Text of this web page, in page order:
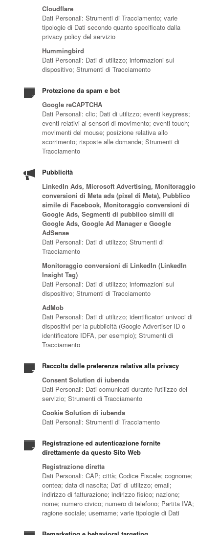
Cloudflare
Dati Personali: Strumenti di Tracciamento; varie
tipologie di Dati secondo quanto specificato dalla
privacy policy del servizio
Hummingbird
Dati Personali: Dati di utilizzo; informazioni sul
dispositivo; Strumenti di Tracciamento
Protezione da spam e bot
Google reCAPTCHA
Dati Personali: clic; Dati di utilizzo; eventi keypress;
eventi relativi ai sensori di movimento; eventi touch;
movimenti del mouse; posizione relativa allo
scorrimento; risposte alle domande; Strumenti di
Tracciamento
Pubblicità
LinkedIn Ads, Microsoft Advertising, Monitoraggio
conversioni di Meta ads (pixel di Meta), Pubblico
simile di Facebook, Monitoraggio conversioni di
Google Ads, Segmenti di pubblico simili di
Google Ads, Google Ad Manager e Google
AdSense
Dati Personali: Dati di utilizzo; Strumenti di
Tracciamento
Monitoraggio conversioni di LinkedIn (LinkedIn
Insight Tag)
Dati Personali: Dati di utilizzo; informazioni sul
dispositivo; Strumenti di Tracciamento
AdMob
Dati Personali: Dati di utilizzo; identificatori univoci di
dispositivi per la pubblicità (Google Advertiser ID o
identificatore IDFA, per esempio); Strumenti di
Tracciamento
Raccolta delle preferenze relative alla privacy
Consent Solution di iubenda
Dati Personali: Dati comunicati durante l'utilizzo del
servizio; Strumenti di Tracciamento
Cookie Solution di iubenda
Dati Personali: Strumenti di Tracciamento
Registrazione ed autenticazione fornite
direttamente da questo Sito Web
Registrazione diretta
Dati Personali: CAP; città; Codice Fiscale; cognome;
contea; data di nascita; Dati di utilizzo; email;
indirizzo di fatturazione; indirizzo fisico; nazione;
nome; numero civico; numero di telefono; Partita IVA;
ragione sociale; username; varie tipologie di Dati